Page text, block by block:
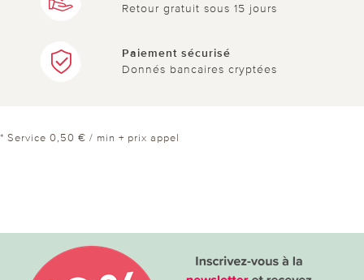
Retour gratuit sous 15 jours
Paiement sécurisé
Donnés bancaires cryptées
* Service 0,50 € / min + prix appel